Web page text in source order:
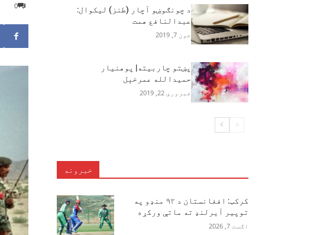
0
د چونګوښو آچار (طنز) ليکوال:
عبدالنافع همت
جون 7, 2019
پښتو چاربیته| پوهنیار
حمیدالله عمرخېل‎
فبروري 22, 2019
خبرونه
کرکټ: افغانستان د ۹۲ منډو په
توپیر آیرلنډ ته ماتې ورکړه
اګست 7, 2026